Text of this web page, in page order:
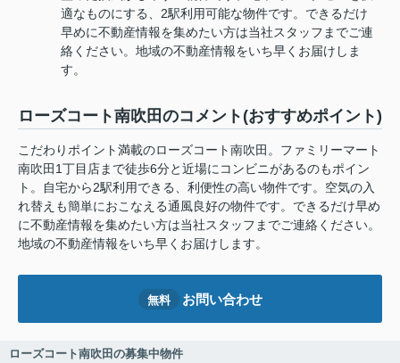
適なものにする、2駅利用可能な物件です。できるだけ
早めに不動産情報を集めたい方は当社スタッフまでご連
絡ください。地域の不動産情報をいち早くお届けしま
す。
ローズコート南吹田のコメント(おすすめポイント)
こだわりポイント満載のローズコート南吹田。ファミリーマート
南吹田1丁目店まで徒歩6分と近場にコンビニがあるのもポイン
ト。自宅から2駅利用できる、利便性の高い物件です。空気の入
れ替えも簡単におこなえる通風良好の物件です。できるだけ早め
に不動産情報を集めたい方は当社スタッフまでご連絡ください。
地域の不動産情報をいち早くお届けします。
無料 お問い合わせ
ローズコート南吹田の募集中物件